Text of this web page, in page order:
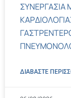
ΣΥΝΕΡΓΑΣΙΑ
ΔΙΑΒΑΣΤΕ